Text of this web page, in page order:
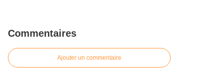
Commentaires
Ajouter un commentaire